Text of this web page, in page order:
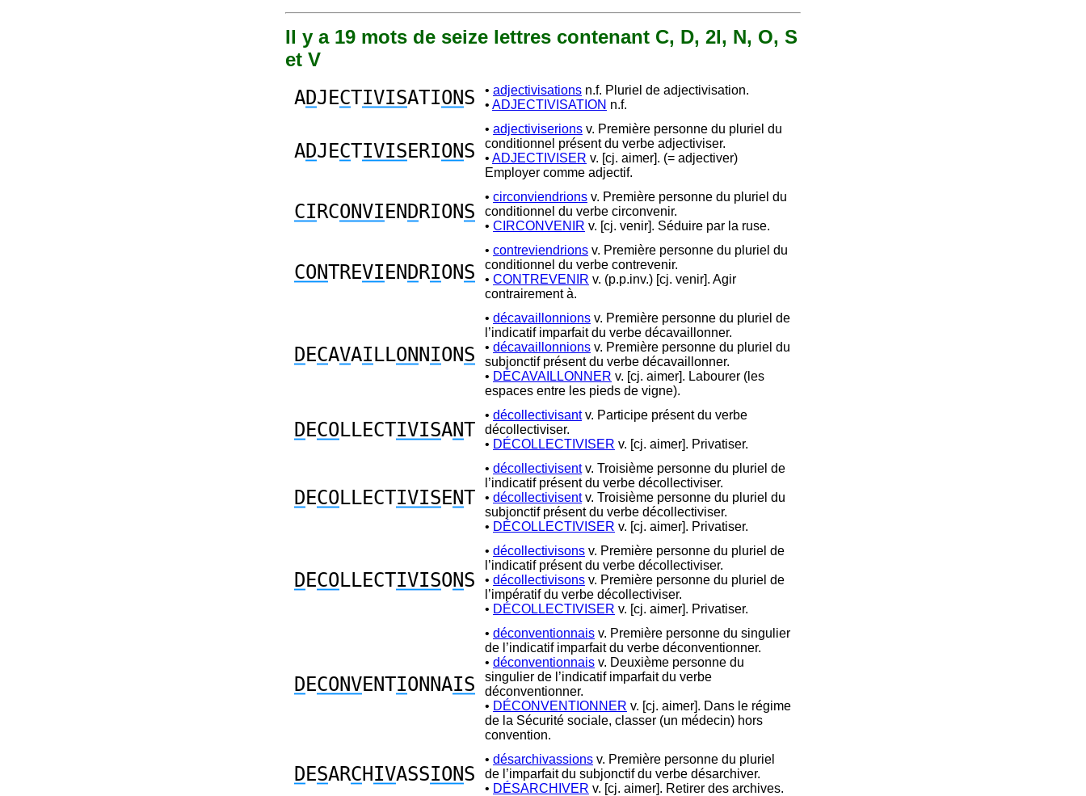
Il y a 19 mots de seize lettres contenant C, D, 2I, N, O, S
et V
ADJECTIVISATIONS • adjectivisations n.f. Pluriel de adjectivisation.
• ADJECTIVISATION n.f.
ADJECTIVISERIONS
• adjectiviserions v. Première personne du pluriel du
conditionnel présent du verbe adjectiviser.
• ADJECTIVISER v. [cj. aimer]. (= adjectiver)
Employer comme adjectif.
CI RCONVI EN DRIONS
• circonviendrions v. Première personne du pluriel du
conditionnel du verbe circonvenir.
• CIRCONVENIR v. [cj. venir]. Séduire par la ruse.
CONTREVI EN DRIONS
• contreviendrions v. Première personne du pluriel du
conditionnel du verbe contrevenir.
• CONTREVENIR v. (p.p.inv.) [cj. venir]. Agir
contrairement à.
DECAVAI LLON NIONS
• décavaillonnions v. Première personne du pluriel de
l’indicatif imparfait du verbe décavaillonner.
• décavaillonnions v. Première personne du pluriel du
subjonctif présent du verbe décavaillonner.
• DÉCAVAILLONNER v. [cj. aimer]. Labourer (les
espaces entre les pieds de vigne).
DECO LLECTIVISANT
• décollectivisantv. Participe présent du verbe
décollectiviser.
• DÉCOLLECTIVISER v. [cj. aimer]. Privatiser.
DECO LLECTIVISENT
• décollectivisentv. Troisième personne du pluriel de
l’indicatif présent du verbe décollectiviser.
• décollectivisentv. Troisième personne du pluriel du
subjonctif présent du verbe décollectiviser.
• DÉCOLLECTIVISER v. [cj. aimer]. Privatiser.
DECO LLECTIVISONS
• décollectivisons v. Première personne du pluriel de
l’indicatif présent du verbe décollectiviser.
• décollectivisons v. Première personne du pluriel de
l’impératif du verbe décollectiviser.
• DÉCOLLECTIVISER v. [cj. aimer]. Privatiser.
DECONVENTIONNAIS
• déconventionnais v. Première personne du singulier
de l’indicatif imparfait du verbe déconventionner.
• déconventionnais v. Deuxième personne du
singulier de l’indicatif imparfait du verbe
déconventionner.
• DÉCONVENTIONNER v. [cj. aimer]. Dans le régime
de la Sécurité sociale, classer (un médecin) hors
convention.
DESARCHIVASSIONS
• désarchivassions v. Première personne du pluriel
de l’imparfait du subjonctif du verbe désarchiver.
• DÉSARCHIVER v. [cj. aimer]. Retirer des archives.